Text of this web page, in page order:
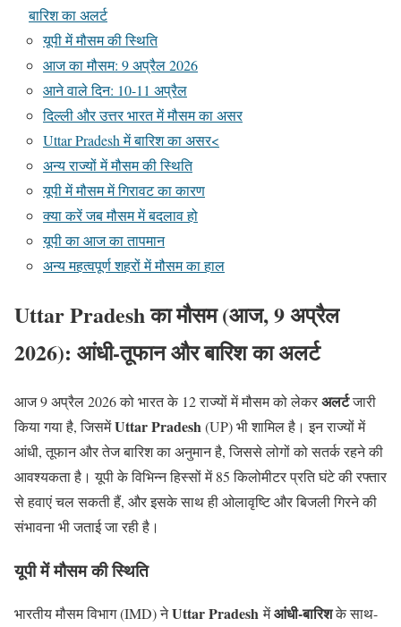
बारिश का अलर्ट
यूपी में मौसम की स्थिति
आज का मौसम: 9 अप्रैल 2026
आने वाले दिन: 10-11 अप्रैल
दिल्ली और उत्तर भारत में मौसम का असर
Uttar Pradesh में बारिश का असर<
अन्य राज्यों में मौसम की स्थिति
यूपी में मौसम में गिरावट का कारण
क्या करें जब मौसम में बदलाव हो
यूपी का आज का तापमान
अन्य महत्वपूर्ण शहरों में मौसम का हाल
Uttar Pradesh का मौसम (आज, 9 अप्रैल
2026): आंधी-तूफान और बारिश का अलर्ट
आज 9 अप्रैल 2026 को भारत के 12 राज्यों में मौसम को लेकरअलर्टजारी
किया गया है, जिसमेंUttar Pradesh(UP) भी शामिल है। इन राज्यों में
आंधी, तूफान और तेज बारिश का अनुमान है, जिससे लोगों को सतर्क रहने की
आवश्यकता है। यूपी के विभिन्न हिस्सों में 85 किलोमीटर प्रति घंटे की रफ्तार
से हवाएं चल सकती हैं, और इसके साथ ही ओलावृष्टि और बिजली गिरने की
संभावना भी जताई जा रही है।
यूपी में मौसम की स्थिति
भारतीय मौसम विभाग (IMD) नेUttar Pradeshमेंआंधी-बारिशके साथ-